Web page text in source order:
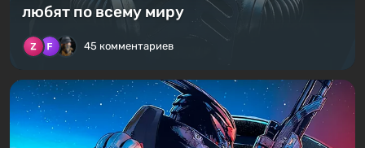
любят по всему миру
45 комментариев